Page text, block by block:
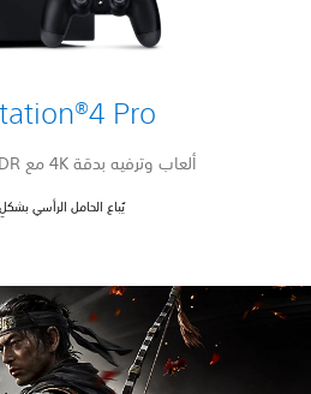
Pro
ألعاب وترفيه بدقة 4K مع HDR نابض بالحيوية
يُباع الحامل الرأسي بشكلٍ منفصلٍ